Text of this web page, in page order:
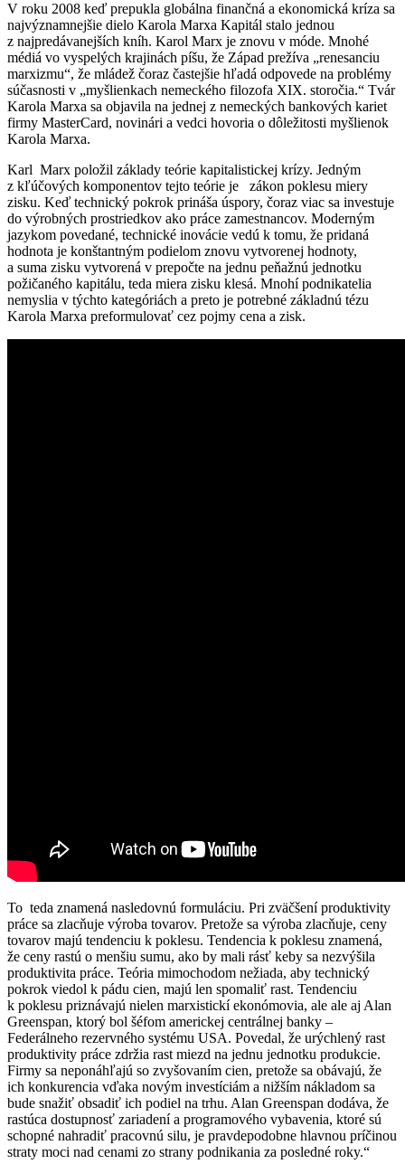
V roku 2008 keď prepukla globálna finančná a ekonomická kríza sa
najvýznamnejšie dielo Karola Marxa Kapitál stalo jednou
z najpredávanejších kníh. Karol Marx je znovu v móde. Mnohé
médiá vo vyspelých krajinách píšu, že Západ prežíva „renesanciu
marxizmu“, že mládež čoraz častejšie hľadá odpovede na problémy
súčasnosti v „myšlienkach nemeckého filozofa XIX. storočia.“ Tvár
Karola Marxa sa objavila na jednej z nemeckých bankových kariet
firmy MasterCard, novinári а vedci hovoria o dôležitosti myšlienok
Karola Marxa.
Karl Marx položil základy teórie kapitalistickej krízy. Jedným
z kľúčových komponentov tejto teórie je zákon poklesu miery
zisku. Keď technický pokrok prináša úspory, čoraz viac sa investuje
do výrobných prostriedkov ako práce zamestnancov. Moderným
jazykom povedané, technické inovácie vedú k tomu, že pridaná
hodnota je konštantným podielom znovu vytvorenej hodnoty,
a suma zisku vytvorená v prepočte na jednu peňažnú jednotku
požičaného kapitálu, teda miera zisku klesá. Mnohí podnikatelia
nemyslia v týchto kategóriách a preto je potrebné základnú tézu
Karola Marxa preformulovať cez pojmy cena a zisk.
To teda znamená nasledovnú formuláciu. Pri zväčšení produktivity
práce sa zlacňuje výroba tovarov. Pretože sa výroba zlacňuje, ceny
tovarov majú tendenciu k poklesu. Tendencia k poklesu znamená,
že ceny rastú o menšiu sumu, ako by mali rásť keby sa nezvýšila
produktivita práce. Teória mimochodom nežiada, aby technický
pokrok viedol k pádu cien, majú len spomaliť rast. Tendenciu
k poklesu priznávajú nielen marxistickí ekonómovia, ale ale aj Alan
Greenspan, ktorý bol šéfom americkej centrálnej banky –
Federálneho rezervného systému USA. Povedal, že urýchlený rast
produktivity práce zdržia rast miezd na jednu jednotku produkcie.
Firmy sa neponáhľajú so zvyšovaním cien, pretože sa obávajú, že
ich konkurencia vďaka novým investíciám a nižším nákladom sa
bude snažiť obsadiť ich podiel na trhu. Alan Greenspan dodáva, že
rastúca dostupnosť zariadení a programového vybavenia, ktoré sú
schopné nahradiť pracovnú silu, je pravdepodobne hlavnou príčinou
straty moci nad cenami zo strany podnikania za posledné roky.“